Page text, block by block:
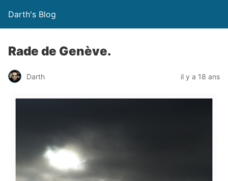
Darth's Blog
Rade de Genève.
Darth il y a 18 ans